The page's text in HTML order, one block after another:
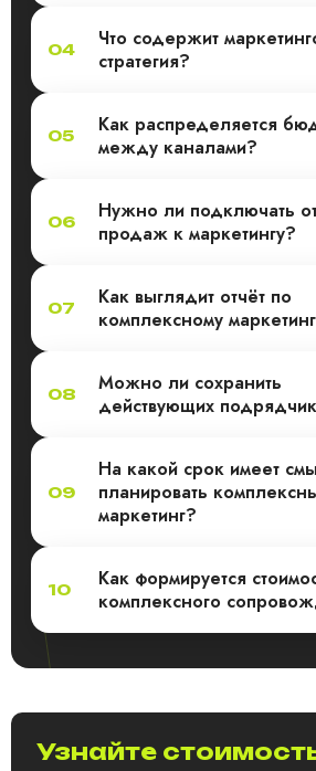
04
Что содержит
стратегия?
05
Как распределяется
между каналами?
06
Нужно ли подключать
продаж к маркетингу?
07
Как выглядит отчёт по
комплексному
08
Можно ли сохранить
действующих
09
На какой срок имеет
планировать
маркетинг?
10
Как формируется
комплексного
Узнайте